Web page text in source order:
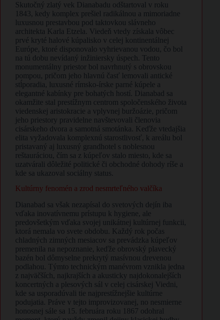
​Skutočný zlatý vek Dianabadu odštartoval v roku
1843, kedy komplex prešiel radikálnou a mimoriadne
luxusnou prestavbou pod taktovkou slávneho
architekta Karla Etzela. Viedeň vtedy získala vôbec
prvé kryté halové kúpalisko v celej kontinentálnej
Európe, ktoré disponovalo vyhrievanou vodou, čo bol
na tú dobu nevídaný inžiniersky úspech. Tento
monumentálny priestor bol navrhnutý s obrovskou
pompou, pričom jeho hlavnú časť lemovali antické
stĺporadia, luxusné rímsko-írske parné kúpele a
elegantné kabínky pre bohatých hostí. Dianabad sa
okamžite stal prestížnym centrom spoločenského života
viedenskej aristokracie a vplyvnej buržoázie, pričom
jeho priestory pravidelne navštevovali členovia
cisárskeho dvora a samotná smotánka. Keďže vtedajšia
elita vyžadovala komplexnú starostlivosť, k areálu bol
pristavaný aj luxusný grandhotel s noblesnou
reštauráciou, čím sa z kúpeľov stalo miesto, kde sa
uzatvárali dôležité politické či obchodné dohody ríše a
kde sa ukazoval sociálny status.
​Kultúrny fenomén a zrod nesmrteľného valčíka
​Dianabad sa však nezapísal do svetových dejín iba
vďaka inovatívnemu prístupu k hygiene, ale
predovšetkým vďaka svojej unikátnej kultúrnej funkcii,
ktorá nemala vo svete obdobu. Každý rok počas
chladných zimných mesiacov sa prevádzka kúpeľov
premenila na nepoznanie, keďže obrovský plavecký
bazén bol dômyselne prekrytý masívnou drevenou
podlahou. Týmto technickým manévrom vznikla jedna
z najväčších, najkrajších a akusticky najdokonalejších
koncertných a plesových sál v celej cisárskej Viedni,
kde sa usporadúvali tie najprestížnejšie kultúrne
podujatia. Práve v tejto improvizovanej, no nesmierne
honosnej sále sa 15. februára roku 1867 odohral